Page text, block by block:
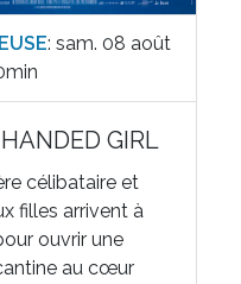
: sam. 08 août
GIRL
célibataire et
filles arrivent à
ouvrir une
au cœur